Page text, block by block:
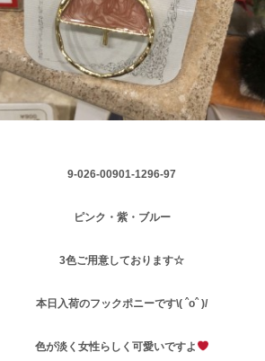
9-026-00901-1296-97
ピンク・紫・ブルー
3色ご用意しております☆
本日入荷のフックポニーです\( ˆoˆ )/
色が淡く女性らしく可愛いですよ